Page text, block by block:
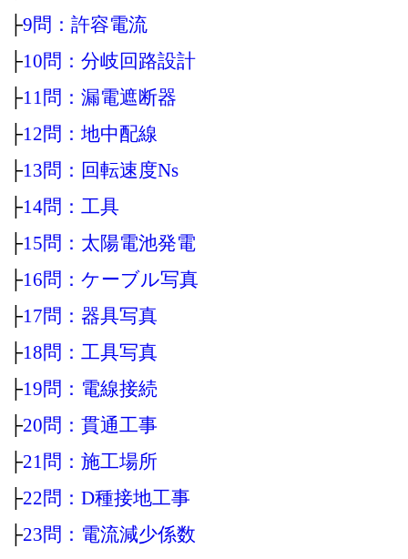
├9問：許容電流
├10問：分岐回路設計
├11問：漏電遮断器
├12問：地中配線
├13問：回転速度Ns
├14問：工具
├15問：太陽電池発電
├16問：ケーブル写真
├17問：器具写真
├18問：工具写真
├19問：電線接続
├20問：貫通工事
├21問：施工場所
├22問：D種接地工事
├23問：電流減少係数